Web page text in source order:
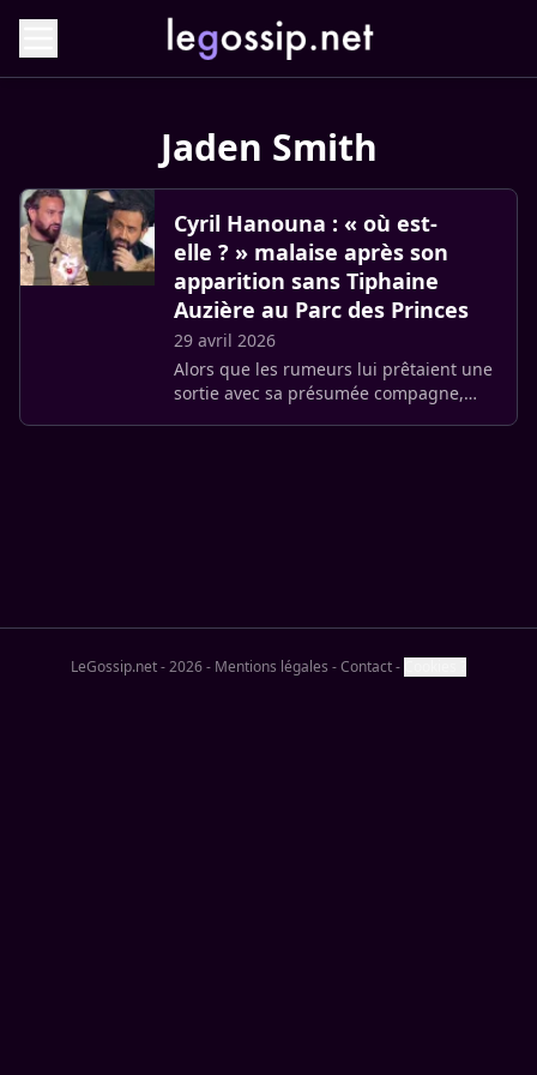
Jaden Smith
Cyril Hanouna : « où est-
elle ? » malaise après son
apparition sans Tiphaine
Auzière au Parc des Princes
29 avril 2026
Alors que les rumeurs lui prêtaient une
sortie avec sa présumée compagne,
LeGossip.net - 2026- Mentions légales -Contact-